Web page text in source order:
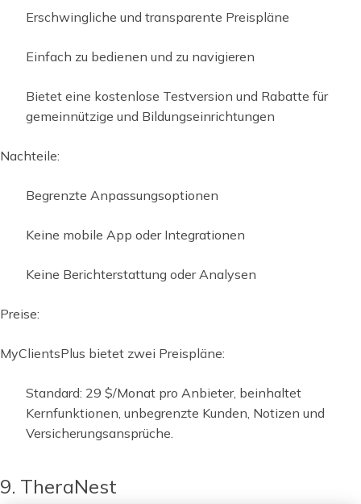
Erschwingliche und transparente Preispläne
Einfach zu bedienen und zu navigieren
Bietet eine kostenlose Testversion und Rabatte für
gemeinnützige und Bildungseinrichtungen
Nachteile:
Begrenzte Anpassungsoptionen
Keine mobile App oder Integrationen
Keine Berichterstattung oder Analysen
Preise:
MyClientsPlus bietet zwei Preispläne:
Standard: 29 $/Monat pro Anbieter, beinhaltet
Kernfunktionen, unbegrenzte Kunden, Notizen und
Versicherungsansprüche.
9. TheraNest